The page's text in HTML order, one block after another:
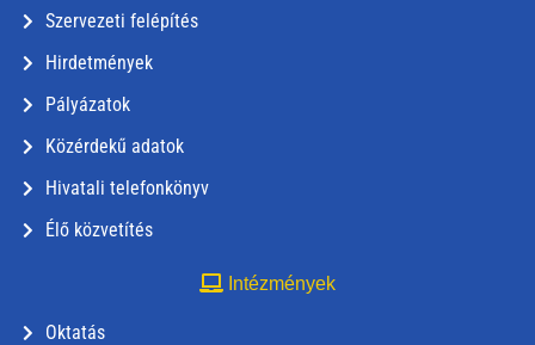
Szervezeti felépítés
Hirdetmények
Pályázatok
Közérdekű adatok
Hivatali telefonkönyv
Élő közvetítés
Intézmények
Oktatás